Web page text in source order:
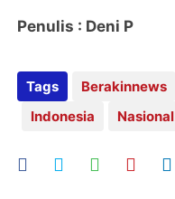
Penulis : Deni P
Tags Berakinnews
Indonesia
Nasional